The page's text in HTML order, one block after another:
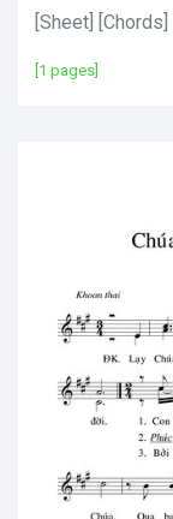
[Sheet] [Chords]
[1 pages]